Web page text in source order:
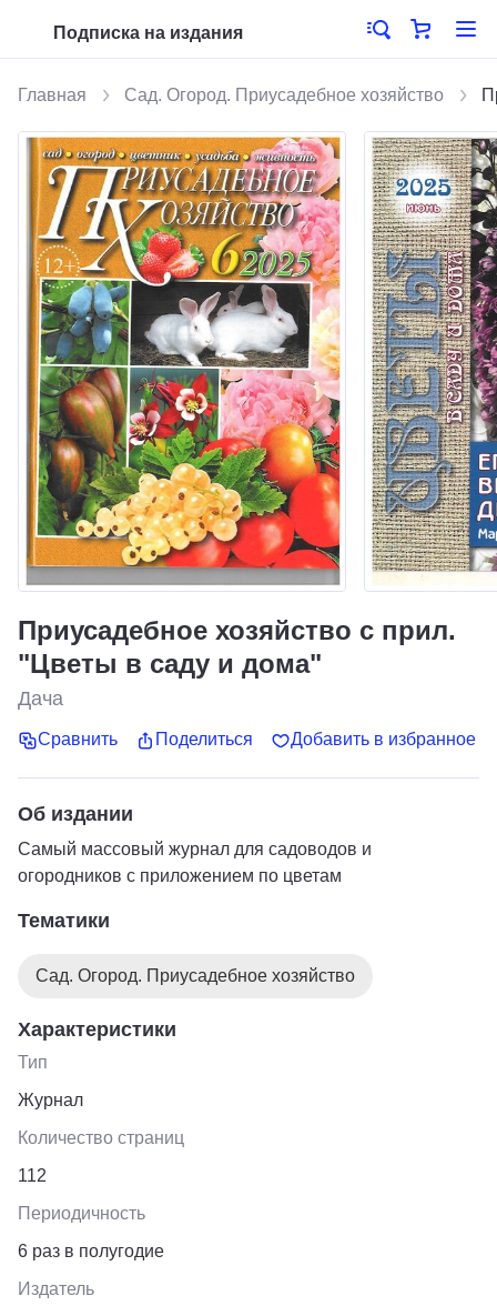
Подписка на издания
Главная Сад. Огород. Приусадебное хозяйство
Приусадебное хозяйство с прил.
"Цветы в саду и дома"
Дача
Сравнить Поделиться Добавить в избранное
Об издании
Самый массовый журнал для садоводов и
огородников с приложением по цветам
Тематики
Сад. Огород. Приусадебное хозяйство
Характеристики
Тип
Журнал
Количество страниц
112
Периодичность
6 раз в полугодие
Издатель